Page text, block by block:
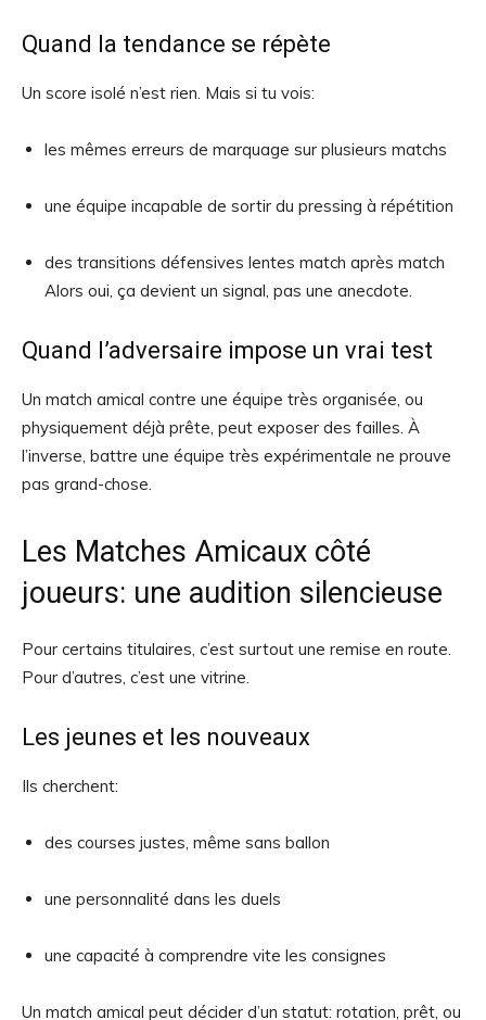
Quand la tendance se répète
Un score isolé n’est rien. Mais si tu vois:
les mêmes erreurs de marquage sur plusieurs matchs
une équipe incapable de sortir du pressing à répétition
des transitions défensives lentes match après match
Alors oui, ça devient un signal, pas une anecdote.
Quand l’adversaire impose un vrai test
Un match amical contre une équipe très organisée, ou
physiquement déjà prête, peut exposer des failles. À
l’inverse, battre une équipe très expérimentale ne prouve
pas grand-chose.
Les Matches Amicaux côté
joueurs: une audition silencieuse
Pour certains titulaires, c’est surtout une remise en route.
Pour d’autres, c’est une vitrine.
Les jeunes et les nouveaux
Ils cherchent:
des courses justes, même sans ballon
une personnalité dans les duels
une capacité à comprendre vite les consignes
Un match amical peut décider d’un statut: rotation, prêt, ou